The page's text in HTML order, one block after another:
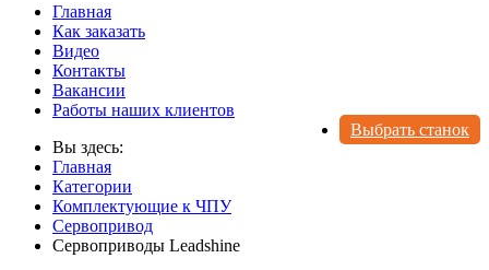
Главная
Как заказать
Видео
Контакты
Вакансии
Работы наших клиентов
Выбрать станок
Вы здесь:
Главная
Категории
Комплектующие к ЧПУ
Сервопривод
Сервоприводы Leadshine